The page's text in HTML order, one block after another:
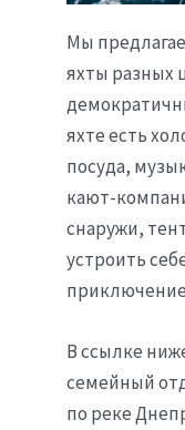
Мы
яхты разных
яхте есть
посуда,
кают-
снаружи,
устроить
В ссылке
семейный
по реке